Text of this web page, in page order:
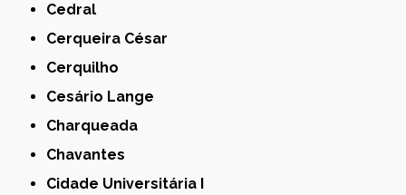
Cedral
Cerqueira César
Cerquilho
Cesário Lange
Charqueada
Chavantes
Cidade Universitária I